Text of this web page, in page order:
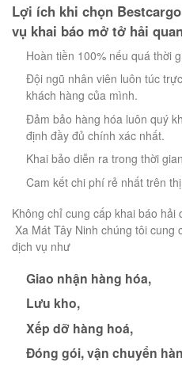
Lợi ích khi chọn
vụ khai báo mở tở hải
Hoàn tiền 100% nếu quá thời
Đội ngũ nhân viên luôn túc
khách hàng của mình.
Đảm bảo hàng hóa luôn quý
định đầy đủ chính xác nhất.
Khai bảo diễn ra trong thời
Cam kết chi phí rẻ nhất trên
Không chỉ cung cấp khai báo
Xa Mát Tây Ninh chúng tôi cung
dịch vụ như
Giao nhận hàng hóa,
Lưu kho,
Xếp dỡ hàng hoá,
Đóng gói, vận chuyển